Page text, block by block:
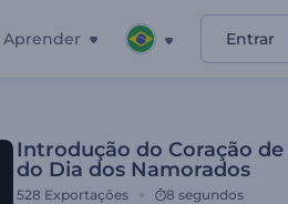
Aprender Entrar
Introdução do Coração de
do Dia dos Namorados
528 Exportações 8 segundos